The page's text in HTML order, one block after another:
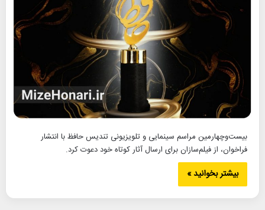
بیست‌وچهارمین مراسم سینمایی و تلویزیونی تندیس حافظ با انتشار
فراخوان، از فیلم‌سازان برای ارسال آثار کوتاه خود دعوت کرد.
بیشتر بخوانید »